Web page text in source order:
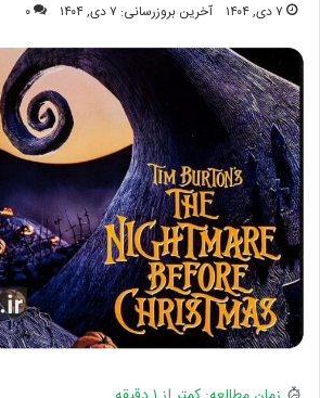
۷ دی, ۱۴۰۴ آخرین بروزرسانی: ۷ دی, ۱۴۰۴ ۰